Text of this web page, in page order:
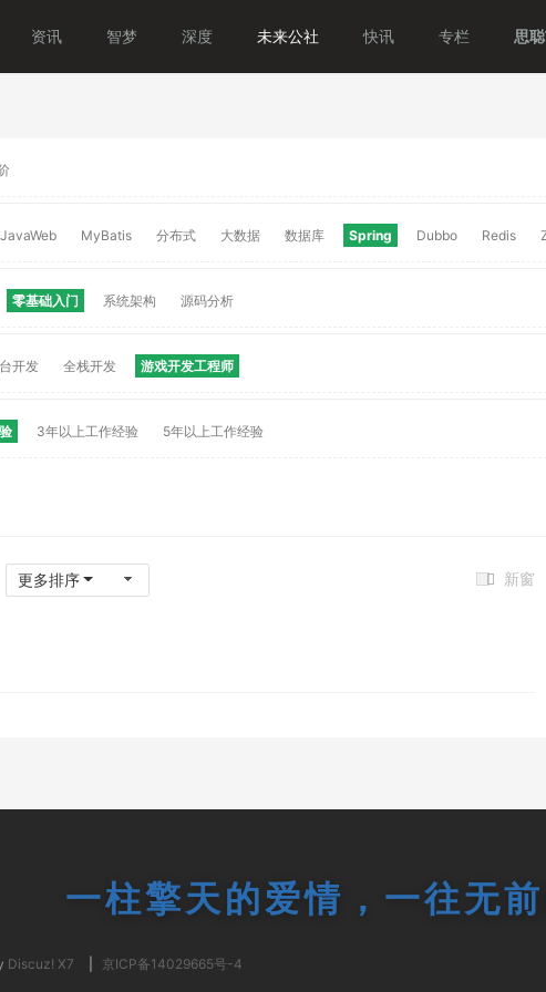
资讯 智梦 深度 未来公社 快讯 专栏 思
JavaWeb MyBatis 分布式 大数据 数据库 Spring Dubbo Redis
零基础入门 系统架构 源码分析
开发 全栈开发 游戏开发工程师
3年以上工作经验 5年以上工作经验
新窗
更多排序
一柱擎天的爱情，一往无
Discuz! X7 京ICP备14029665号-4